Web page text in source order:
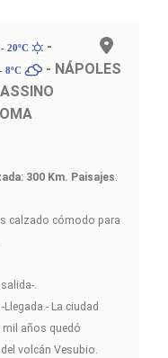
- 20ºC
-
8ºC - NÁPOLES
300 Km. Paisajes:
calzado cómodo para
.
-Llegada.- La ciudad
mil años quedó
volcán Vesubio.